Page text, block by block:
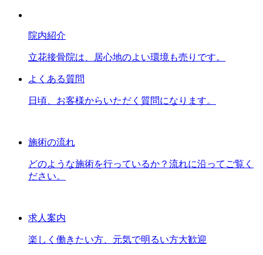
院内紹介
立花接骨院は、居心地のよい環境も売りです。
よくある質問
日頃、お客様からいただく質問になります。
施術の流れ
どのような施術を行っているか？流れに沿ってご覧く
ださい。
求人案内
楽しく働きたい方、元気で明るい方大歓迎